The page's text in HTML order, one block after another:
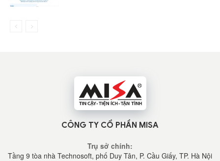
CÔNG TY CỔ PHẦN MISA
Trụ sở chính:
Tầng 9 tòa nhà Technosoft, phố Duy Tân, P. Cầu Giấy, TP. Hà Nội